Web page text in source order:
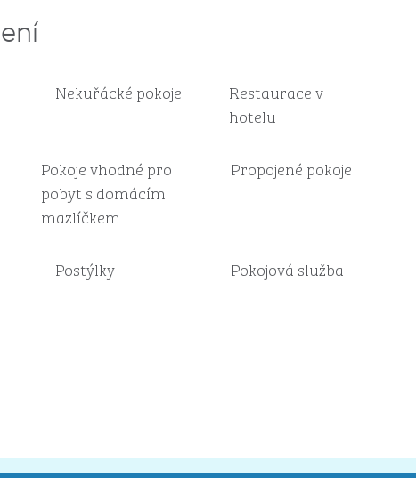
Nekuřácké pokoje
Restaurace v
hotelu
Pokoje vhodné pro
pobyt s domácím
mazlíčkem
Propojené pokoje
Postýlky Pokojová služba